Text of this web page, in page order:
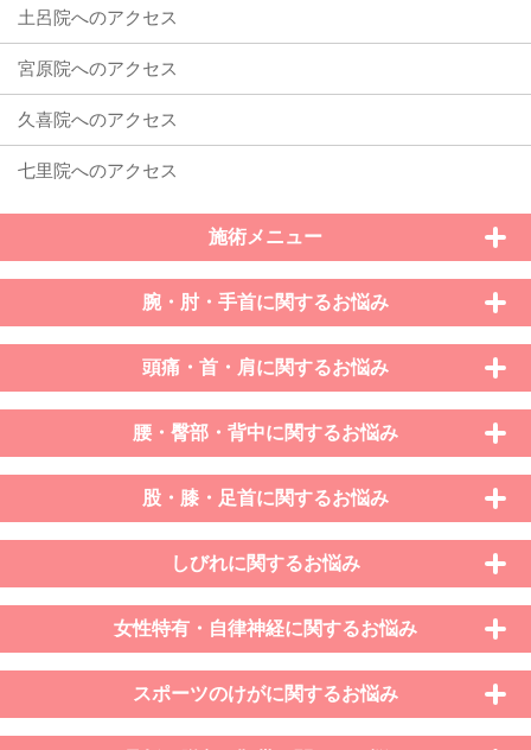
施術メニュー
腕・肘・手首に関するお悩み
頭痛・首・肩に関するお悩み
腰・臀部・背中に関するお悩み
股・膝・足首に関するお悩み
しびれに関するお悩み
女性特有・自律神経に関するお悩み
スポーツのけがに関するお悩み